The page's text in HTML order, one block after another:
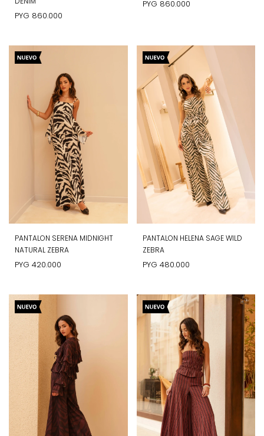
PYG 860.000
PYG 860.000
PANTALON SERENA MIDNIGHT
NATURAL ZEBRA
PYG 420.000
PANTALON HELENA SAGE WILD
ZEBRA
PYG 480.000